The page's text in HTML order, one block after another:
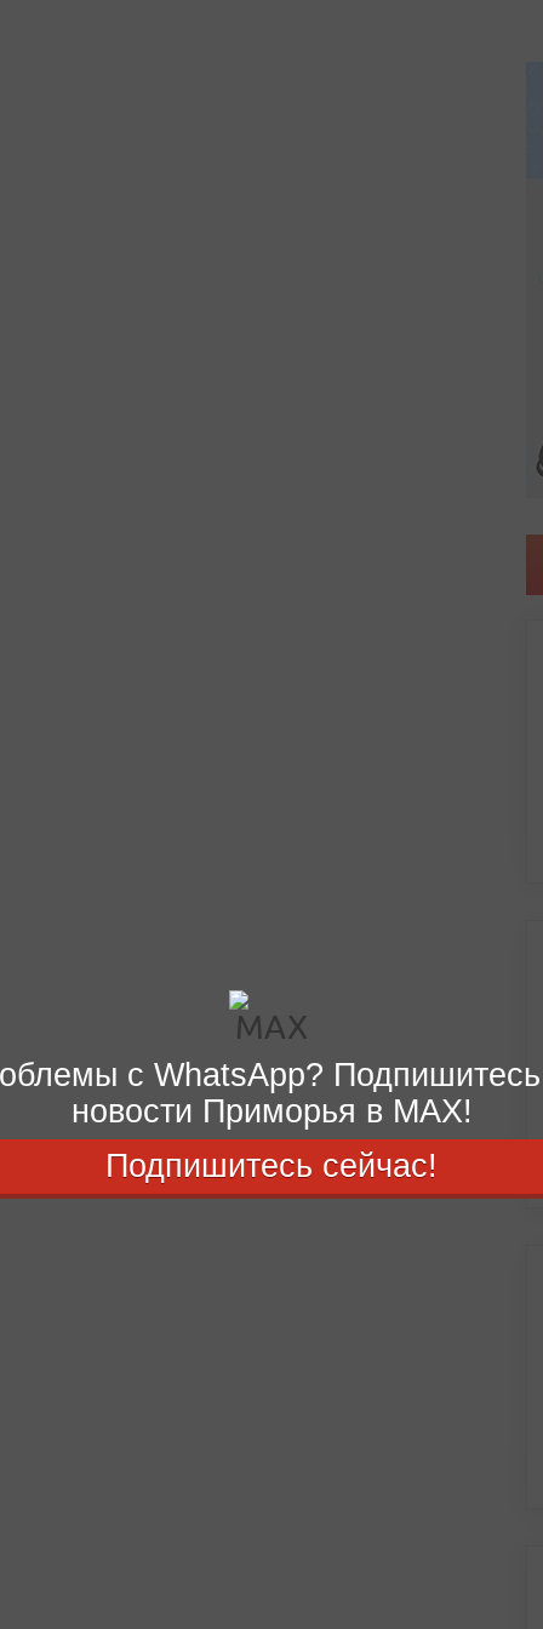
с WhatsApp?
новости Приморья в MAX!
Подпишитесь сейчас!